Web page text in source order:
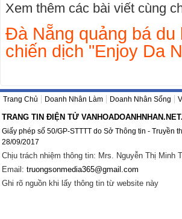
Xem thêm các bài viết cùng
Đà Nẵng quảng bá du
chiến dịch "Enjoy Da
Trang Chủ Doanh Nhân Làm Doanh Nhân Sống
TRANG TIN ĐIỆN TỬ
Giấy phép số 50/GP-STTTT do Sở Thông tin - Truyền
28/09/2017
Chịu trách nhiệm thông tin: Mrs. Nguyễn Thị Minh
Email: truongsonmedia365@gmail.com
Ghi rõ nguồn khi lấy thông tin từ website này